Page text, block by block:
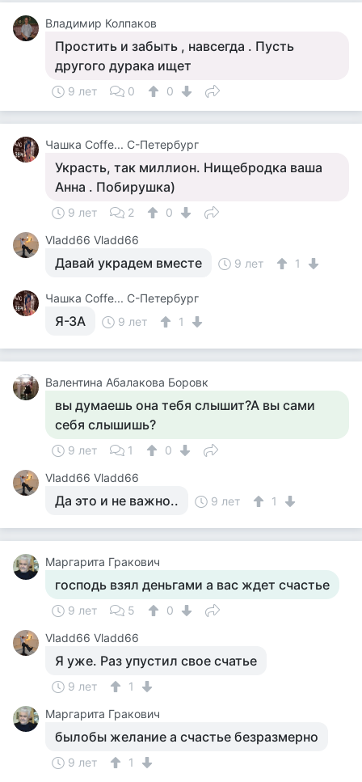
Владимир Колпаков
Простить и забыть , навсегда . Пусть
другого дурака ищет
9 лет 0 0
Чашка Cоffe... С-Петербург
Украсть, так миллион. Нищебродка ваша
Анна . Побирушка)
9 лет 2
0
Vladd66 Vladd66
Давай украдем вместе 9 лет 1
Чашка Cоffe... С-Петербург
Я-ЗА 9 лет 1
Валентина Абалакова Боровк
вы думаешь она тебя слышит?А вы сами
себя слышишь?
9 лет 1
0
Vladd66 Vladd66
Да это и не важно.. 9 лет 1
Маргарита Гракович
господь взял деньгами а вас ждет счастье
9 лет 5
0
Vladd66 Vladd66
Я уже. Раз упустил свое счатье
9 лет
1
Маргарита Гракович
былобы желание а счастье безразмерно
9 лет
1